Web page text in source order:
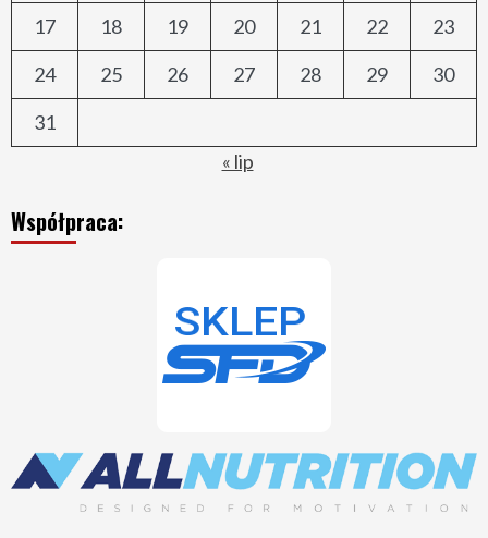
17
18 19 20 21 22
23
24
25 26 27 28 29
30
31
« lip
Współpraca: